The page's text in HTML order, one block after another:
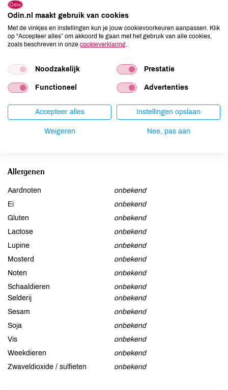
Ingrediënten
Aqua, Rosa Canina Fruit Extract, Pyrus Cydonia Seed Extract,
Parkii Butter, Daucus Carota Sativa Root Extract,
Mesembryanthemum Crystallinum Extract, Anthyllis Vulneraria
Extract, Prunus Armeniaca Kernel Oil, Calendula Officinalis Flower
Flower Wax Lysolecithin, Simmondsia Chinensis Seed Oil,
Xanthan Gum, Parfum*, Linalool*, Citral*, Citronellol*, Limonene*,
Geraniol*, Farnesol*, Benzyl Benzoate*, Eugenol*, Benzyl
Allergenen
Aardnoten
onbekend
Ei
onbekend
Gluten
onbekend
Lactose
onbekend
Lupine
onbekend
Mosterd
onbekend
Noten
onbekend
Schaaldieren
onbekend
Selderij
onbekend
Sesam
onbekend
Soja
onbekend
Vis
onbekend
Weekdieren
onbekend
Zwaveldioxide / sulfieten
onbekend
Odin.nl maakt gebruik van cookies
Met de vinkjes en instellingen kun je jouw cookievoorkeuren aanpassen. Klik
op “Accepteer alles” om akkoord te gaan met het gebruik van alle cookies,
zoals beschreven in onze cookieverklaring
Noodzakelijk Prestatie
Functioneel Advertenties
Accepteer alles Instellingen opslaan
Weigeren Nee, pas aan